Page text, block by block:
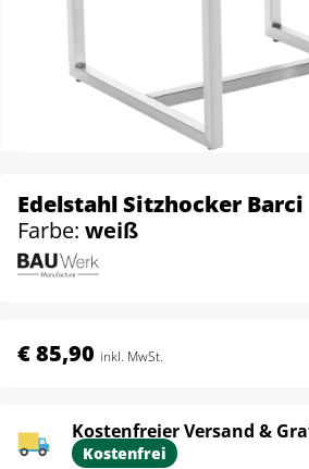
Edelstahl Sitzhocker Barci
Farbe: weiß
€ 85,90 inkl. MwSt.
Kostenfreier Versand &
Kostenfrei